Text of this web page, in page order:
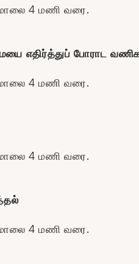
4 மணி வரை.
எதிர்த்துப் போராட
4 மணி வரை.
4 மணி வரை.
4 மணி வரை.